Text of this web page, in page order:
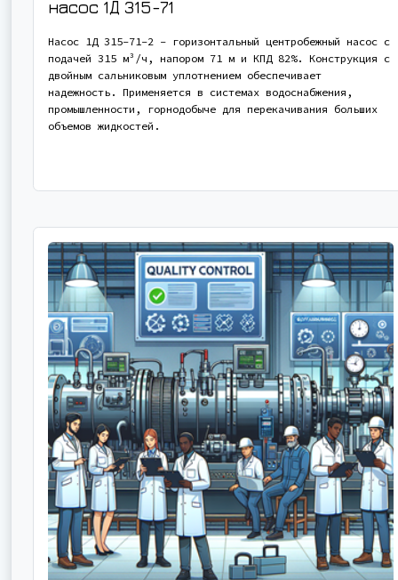
насос 1Д 315-71
Насос 1Д 315-71-2 - горизонтальный центробежный насос с
подачей 315 м³/ч, напором 71 м и КПД 82%. Конструкция с
двойным сальниковым уплотнением обеспечивает
надежность. Применяется в системах водоснабжения,
промышленности, горнодобыче для перекачивания больших
объемов жидкостей.